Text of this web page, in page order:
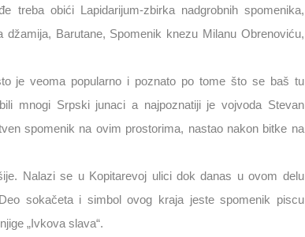
treba obići Lapidarijum-zbirka nadgrobnih spomenika,
Barutane, Spomenik knezu Milanu Obrenoviću,
je veoma popularno i poznato po tome što se baš tu
mnogi Srpski junaci a najpoznatiji je vojvoda Stevan
spomenik na ovim prostorima, nastao nakon bitke na
Nalazi se u Kopitarevoj ulici dok danas u ovom delu
sokačeta i simbol ovog kraja jeste spomenik piscu
„Ivkova slava“.